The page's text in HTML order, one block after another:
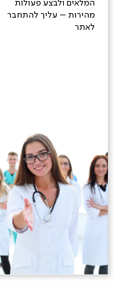
המלאים ולבצע פעולות
מהירות – עליך להתחבר
לאתר